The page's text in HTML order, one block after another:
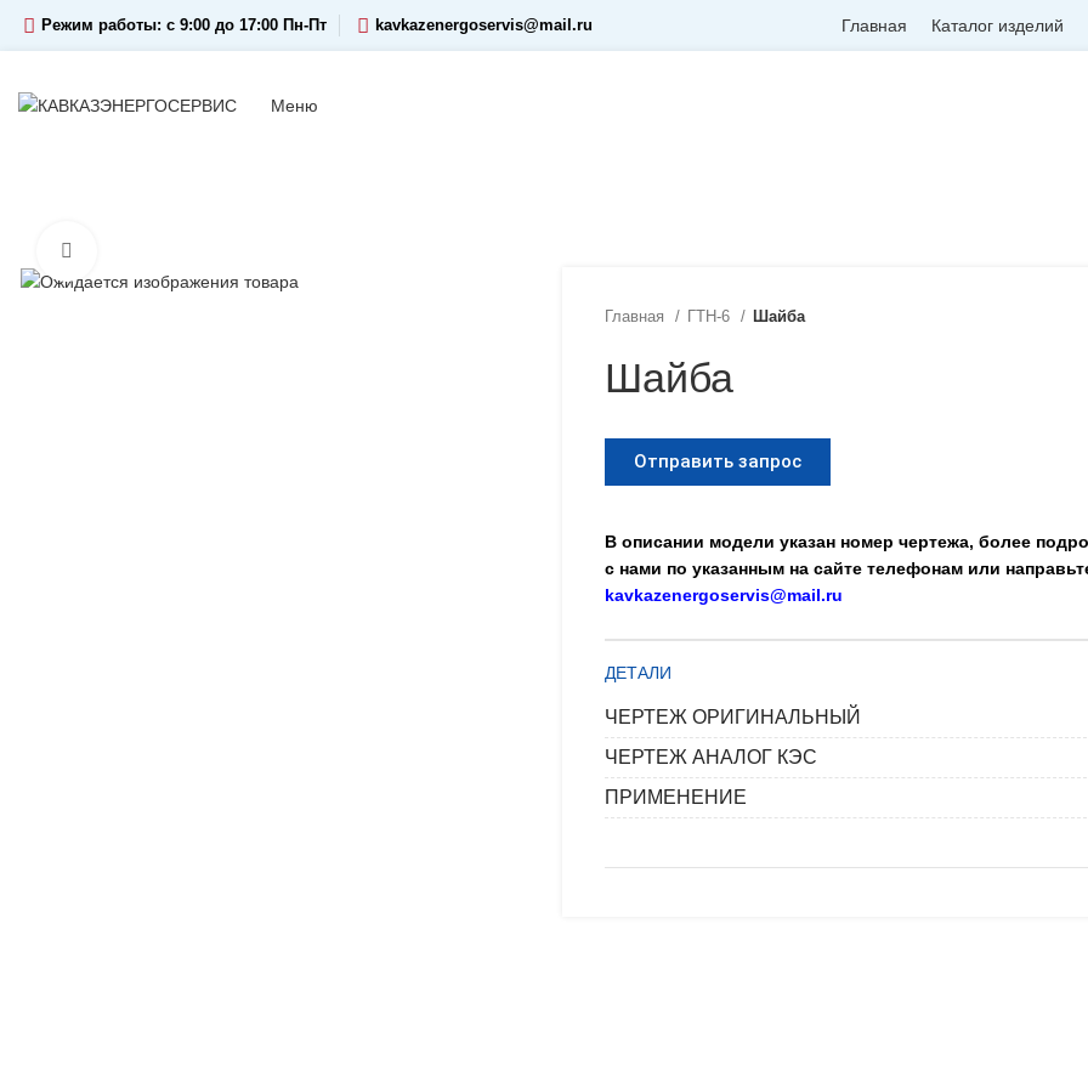
Режим работы: c 9:00 до 17:00 Пн-Пт kavkazenergoservis@mail.ru Главная Каталог изделий
Меню
Главная ГТН-6 Шайба
Шайба
Отправить запрос
В описании модели указан номер чертежа, более
с нами по указанным на сайте телефонам или
kavkazenergoservis@mail.ru
ДЕТАЛИ
ЧЕРТЕЖ ОРИГИНАЛЬНЫЙ
ЧЕРТЕЖ АНАЛОГ КЭС
ПРИМЕНЕНИЕ